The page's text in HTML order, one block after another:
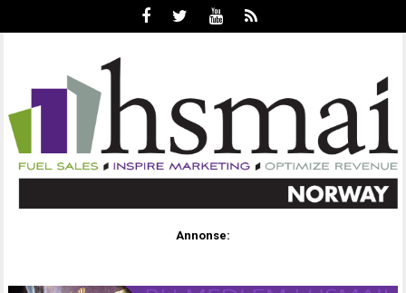
Annonse: